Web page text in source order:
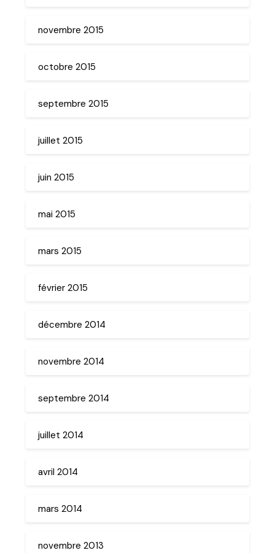
novembre 2015
octobre 2015
septembre 2015
juillet 2015
juin 2015
mai 2015
mars 2015
février 2015
décembre 2014
novembre 2014
septembre 2014
juillet 2014
avril 2014
mars 2014
novembre 2013